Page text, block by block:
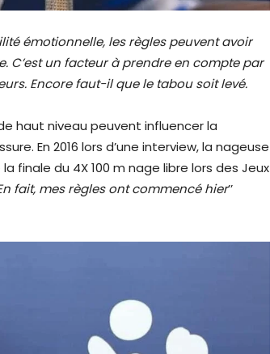
émotionnelle, les règles peuvent avoir
un facteur à prendre en compte par
Encore faut-il que le tabou soit levé.
haut niveau peuvent influencer la
En 2016 lors d’une interview, la nageuse
finale du 4X 100 m nage libre lors des Jeux
fait, mes règles ont commencé hier’’